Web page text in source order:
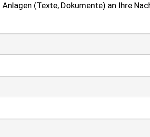
(Texte, Dokumente) an Ihre